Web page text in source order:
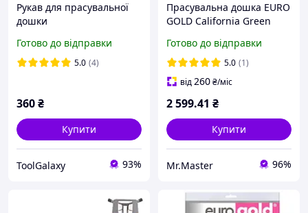
Рукав для прасувальної
дошки
Готово до відправки
5.0 (4)
360₴
Купити
ToolGalaxy 93%
Прасувальна дошка EURO
GOLD California Green
Готово до відправки
5.0 (1)
від260₴/міс
2 599.41 ₴
Купити
Mr.Master 96%